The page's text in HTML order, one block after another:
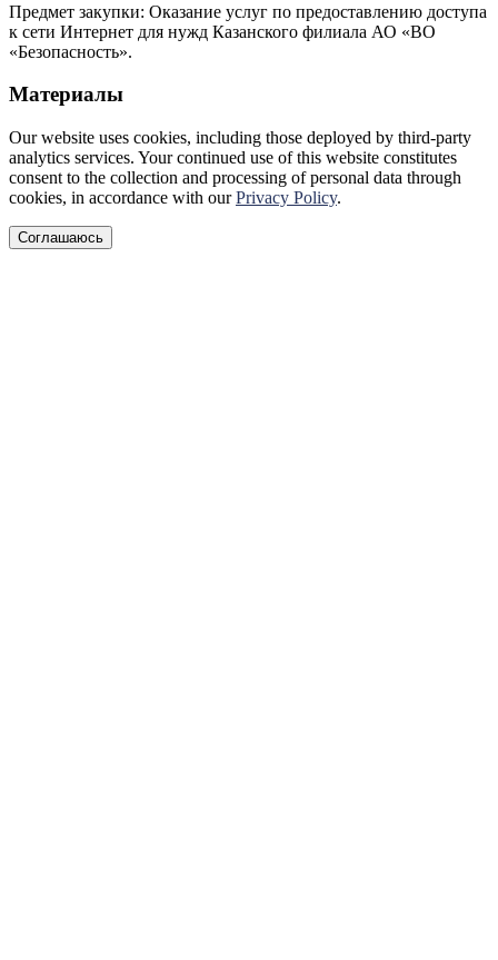
Предмет закупки: Оказание услуг по предоставлению доступа
к сети Интернет для нужд Казанского филиала АО «ВО
«Безопасность».
Материалы
Our website uses cookies, including those deployed by third-party
analytics services. Your continued use of this website constitutes
consent to the collection and processing of personal data through
cookies, in accordance with ourPrivacy Policy.
Соглашаюсь